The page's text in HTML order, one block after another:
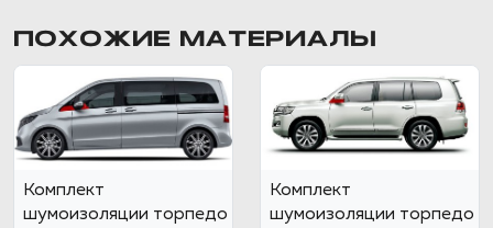
ПОХОЖИЕ МАТЕРИАЛЫ
Комплект
шумоизоляции торпедо
Комплект
шумоизоляции торпедо